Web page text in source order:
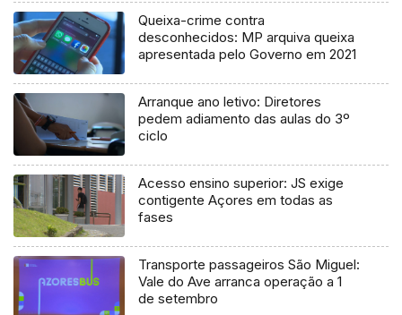
Queixa-crime contra
desconhecidos: MP arquiva queixa
apresentada pelo Governo em 2021
Arranque ano letivo: Diretores
pedem adiamento das aulas do 3º
ciclo
Acesso ensino superior: JS exige
contigente Açores em todas as
fases
Transporte passageiros São Miguel:
Vale do Ave arranca operação a 1
de setembro